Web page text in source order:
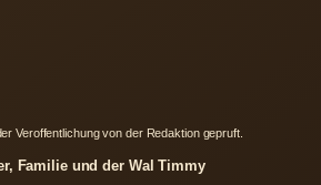
Veroffentlichung von der Redaktion gepruft.
Familie und der Wal Timmy